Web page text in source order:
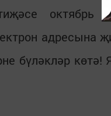
октябрь
адресына
бүләкләр көтә!